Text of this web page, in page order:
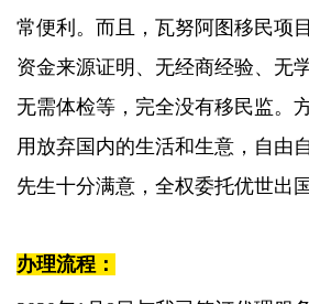
常便利。而且，瓦努阿图移民项
资金来源证明、无经商经验、无
无需体检等，完全没有移民监。
用放弃国内的生活和生意，自由
先生十分满意，全权委托优世出
办理流程：